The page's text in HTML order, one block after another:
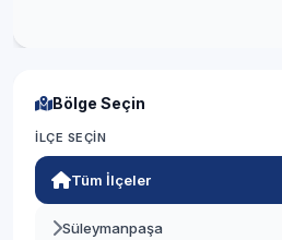
Bölge Seçin
İLÇE SEÇIN
Tüm İlçeler
Süleymanpaşa